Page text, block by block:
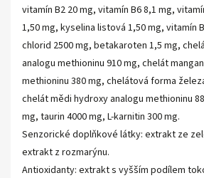
vitamín B2 20 mg, vitamín B6 8,1 mg,
1,50 mg, kyselina listová 1,50 mg, vitamín
chlorid 2500 mg, betakaroten 1,5 mg,
analogu methioninu 910 mg, chelát
methioninu 380 mg, chelátová forma
chelát mědi hydroxy analogu methioninu
mg, taurin 4000 mg, L-karnitin 300 mg.
Senzorické doplňkové látky: extrakt ze
extrakt z rozmarýnu.
Antioxidanty: extrakt s vyšším podílem